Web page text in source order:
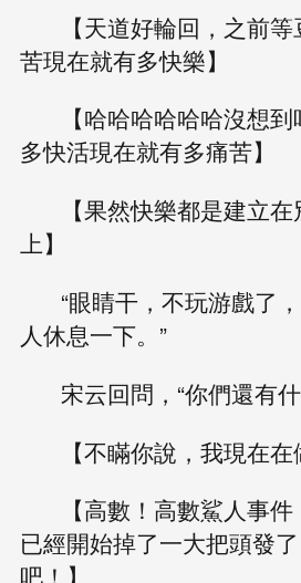
【天道好輪回，之前
苦現在就有多快樂】
【哈哈哈哈哈哈沒想
多快活現在就有多痛苦】
【果然快樂都是建立
上】
“眼睛干，不玩游戲了
人休息一下。”
宋云回問，“你們還有
【不瞞你說，我現在在
【高數！高數鯊人事
已經開始掉了一大把頭發
吧！】